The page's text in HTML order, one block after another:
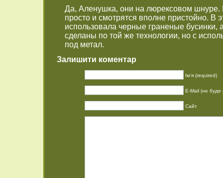
Да, Аленушка, они на люрексовом шнуре.
просто и смотрятся вполне пристойно. В
использовала черные граненые бусинки,
сделаны по той же технологии, но с
под метал.
Залишити коментар
Ім'я (required)
E-Mail (не буде
Сайт